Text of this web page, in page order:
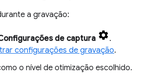
a gravação:
de captura
.
configurações de gravação.
o nível de otimização escolhido.